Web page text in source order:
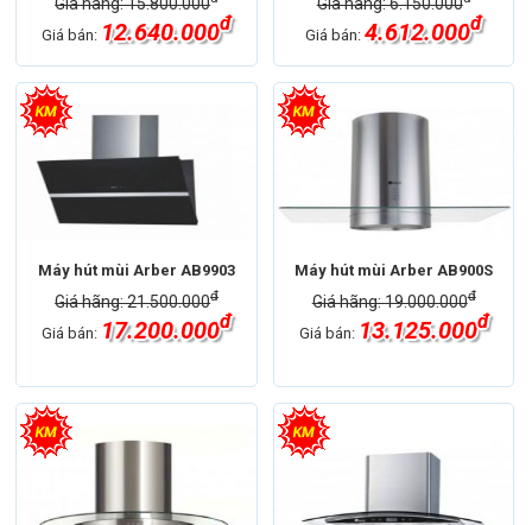
Giá bán: 12.640.000đ Giá bán:4.612.000đ
Máy hút mùi Arber AB9903
Giá hãng: 21.500.000đ
Giá bán: 17.200.000đ
Máy hút mùi Arber AB900S
Giá hãng: 19.000.000đ
Giá bán: 13.125.000đ